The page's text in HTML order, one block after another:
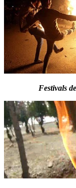
Festivals